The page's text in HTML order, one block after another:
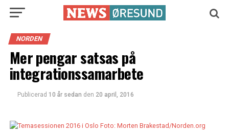
NORDEN
Mer pengar satsas på
integrationssamarbete
Publicerad 10 år sedan den 20 april, 2016